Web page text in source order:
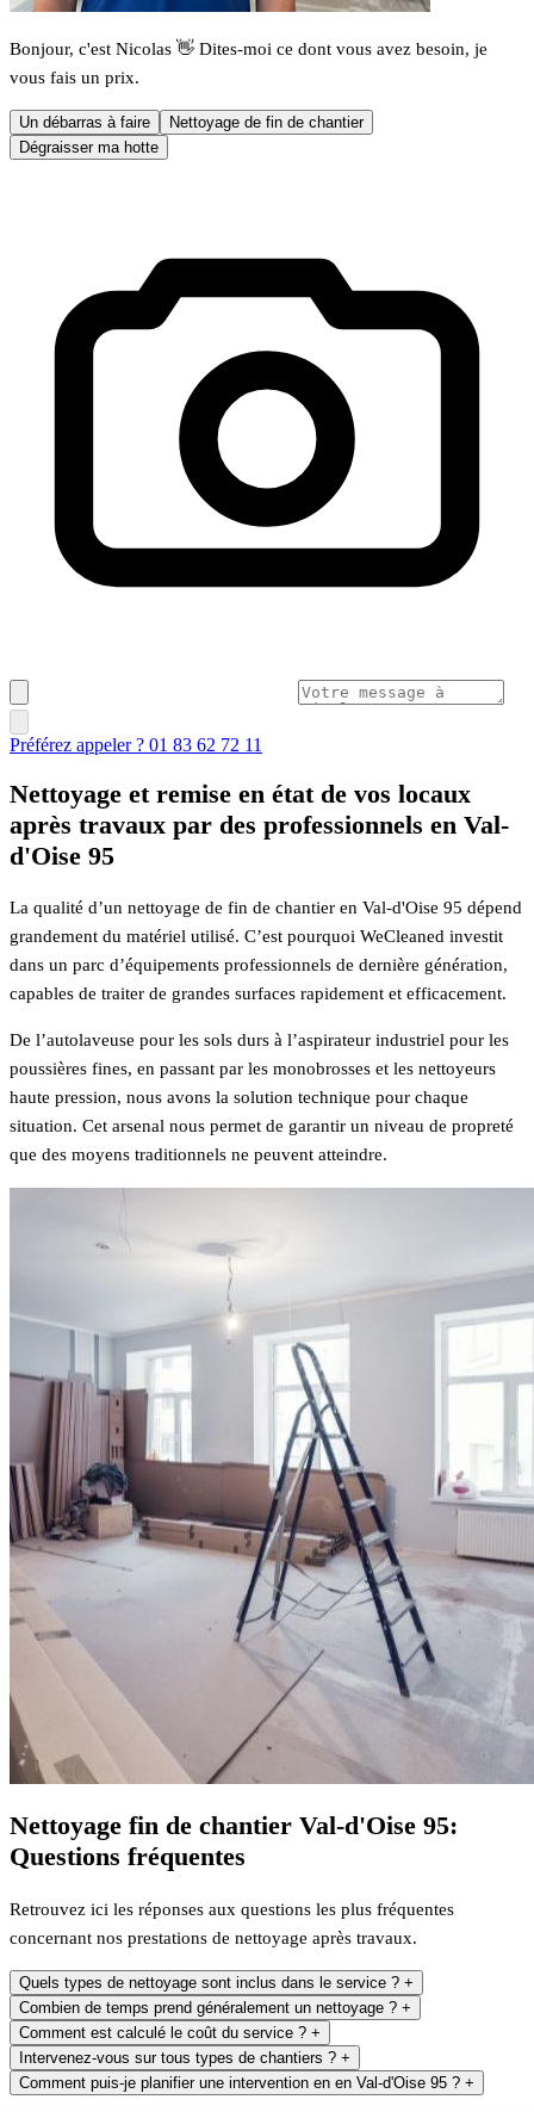
Bonjour, c'est Nicolas 👋 Dites-moi ce dont vous avez besoin, je
vous fais un prix.
Un débarras à faire
Nettoyage de fin de chantier
Dégraisser ma hotte
Préférez appeler ? 01 83 62 72 11
Nettoyage et remise en état de vos locaux
après travaux par des professionnels en Val-
d'Oise 95
La qualité d’un nettoyage de fin de chantier en Val-d'Oise 95 dépend
grandement du matériel utilisé. C’est pourquoi WeCleaned investit
dans un parc d’équipements professionnels de dernière génération,
capables de traiter de grandes surfaces rapidement et efficacement.
De l’autolaveuse pour les sols durs à l’aspirateur industriel pour les
poussières fines, en passant par les monobrosses et les nettoyeurs
haute pression, nous avons la solution technique pour chaque
situation. Cet arsenal nous permet de garantir un niveau de propreté
que des moyens traditionnels ne peuvent atteindre.
Nettoyage fin de chantier Val-d'Oise 95:
Questions fréquentes
Retrouvez ici les réponses aux questions les plus fréquentes
concernant nos prestations de nettoyage après travaux.
Quels types de nettoyage sont inclus dans le service ? +
Combien de temps prend généralement un nettoyage ? +
Comment est calculé le coût du service ? +
Intervenez-vous sur tous types de chantiers ? +
Comment puis-je planifier une intervention en en Val-d'Oise 95 ? +